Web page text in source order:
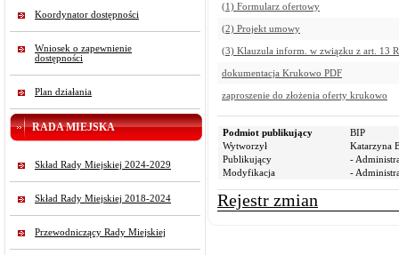
Koordynator dostępności
Wniosek o zapewnienie
dostępności
Plan działania
RADA MIEJSKA
Skład Rady Miejskiej 2024-2029
Skład Rady Miejskiej 2018-2024
Przewodniczący Rady Miejskiej
(1) Formularz ofertowy
(2) Projekt umowy
(3) Klauzula inform. w związku z art. 13
dokumentacja Krukowo PDF
zaproszenie do złożenia oferty krukowo
Podmiot publikujący
BIP
Wytworzył
Katarzyna
Publikujący
-
Modyfikacja
-
Rejestr zmian